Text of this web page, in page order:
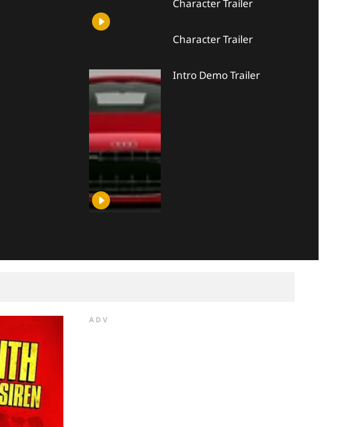
Character Trailer
Character Trailer
Intro Demo Trailer
ADV